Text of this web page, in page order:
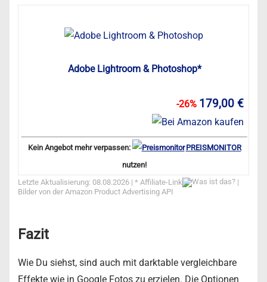
Adobe Lightroom & Photoshop*
-26% 179,00 €
Kein Angebot mehr verpassen:
PREISMONITOR
nutzen!
Letzte Aktualisierung: 08.08.2026 | * Affiliate-Link
|
Bilder von der Amazon Product Advertising API
Fazit
Wie Du siehst, sind auch mit darktable vergleichbare
Effekte wie in Google Fotos zu erzielen. Die Optionen